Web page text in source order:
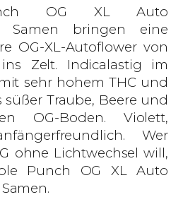
OG XL Auto
Samen bringen eine
OG-XL-Autoflower von
Zelt. Indicalastig im
sehr hohem THC und
süßer Traube, Beere und
OG-Boden. Violett,
Wer
ohne Lichtwechsel will,
Punch OG XL Auto